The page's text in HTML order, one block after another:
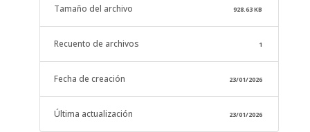
Tamaño del archivo 928.63 KB
Recuento de archivos 1
Fecha de creación 23/01/2026
Última actualización 23/01/2026